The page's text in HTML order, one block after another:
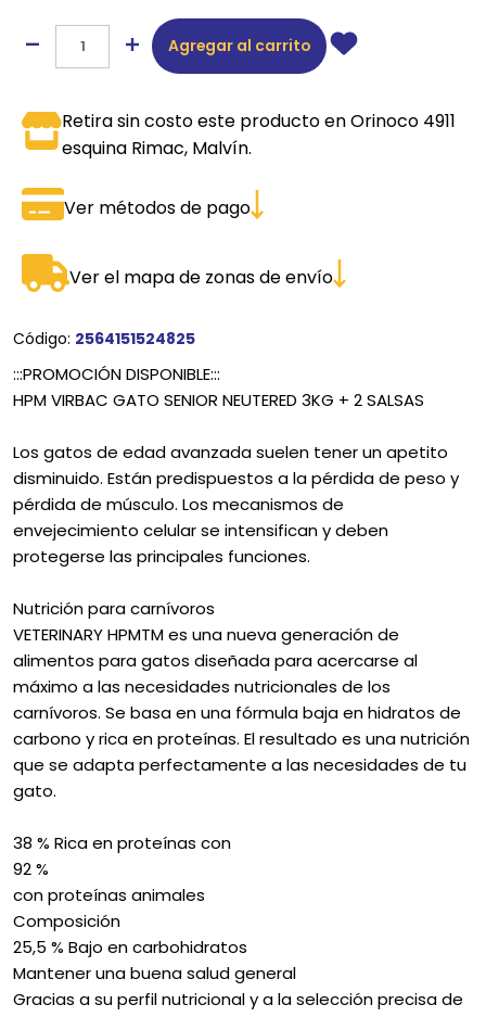
Agregar al carrito
Retira sin costo este producto en Orinoco 4911
esquina Rimac, Malvín.
Ver métodos de pago
Ver el mapa de zonas de envío
Código: 2564151524825
:::PROMOCIÓN DISPONIBLE:::
HPM VIRBAC GATO SENIOR NEUTERED 3KG + 2 SALSAS
Los gatos de edad avanzada suelen tener un apetito
disminuido. Están predispuestos a la pérdida de peso y
pérdida de músculo. Los mecanismos de
envejecimiento celular se intensifican y deben
protegerse las principales funciones.
Nutrición para carnívoros
VETERINARY HPMTM es una nueva generación de
alimentos para gatos diseñada para acercarse al
máximo a las necesidades nutricionales de los
carnívoros. Se basa en una fórmula baja en hidratos de
carbono y rica en proteínas. El resultado es una nutrición
que se adapta perfectamente a las necesidades de tu
gato.
38 % Rica en proteínas con
92 %
con proteínas animales
Composición
25,5 % Bajo en carbohidratos
Mantener una buena salud general
Gracias a su perfil nutricional y a la selección precisa de